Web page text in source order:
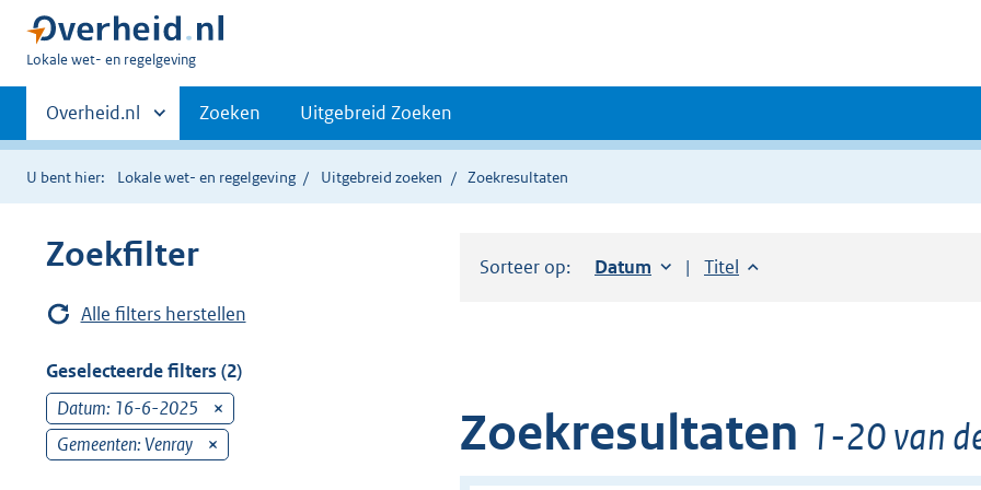
U
hier:
Lokale wet- en regelgeving
Primaire
navigatie
Andere
sites
binnen
Overheid.nl Zoeken Uitgebreid Zoeken
U bent hier: Lokale wet- en regelgeving Uitgebreid zoeken Zoekresultaten
Zoekfilter
Alle filters herstellen
Geselecteerde filters (2)
Datum: 16-6-2025
e
r
Gemeenten: Venray
Sorteer op: Sorteer op:
Datum oplopendSorteer op:
Titel oplopend
Zoekresultaten 1-20 van